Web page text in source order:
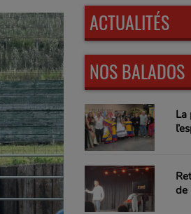
ACTUALITÉS
NOS BALADOS
La
de